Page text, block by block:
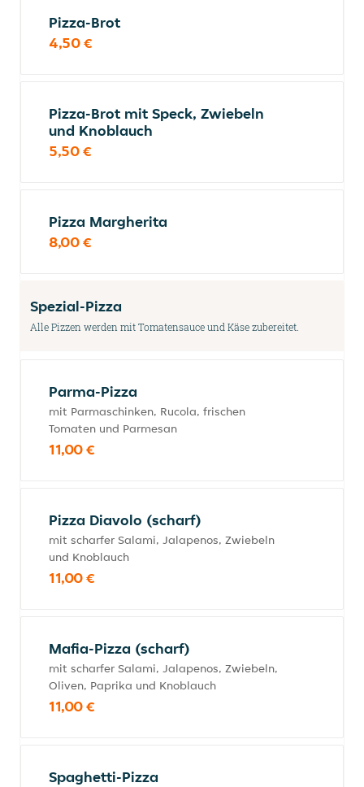
Pizza-Brot
4,50 €
Pizza-Brot mit Speck, Zwiebeln
und Knoblauch
5,50 €
Pizza Margherita
8,00 €
Spezial-Pizza
Alle Pizzen werden mit Tomatensauce und Käse zubereitet.
Parma-Pizza
mit Parmaschinken, Rucola, frischen
Tomaten und Parmesan
11,00 €
Pizza Diavolo (scharf)
mit scharfer Salami, Jalapenos, Zwiebeln
und Knoblauch
11,00 €
Mafia-Pizza (scharf)
mit scharfer Salami, Jalapenos, Zwiebeln,
Oliven, Paprika und Knoblauch
11,00 €
Spaghetti-Pizza